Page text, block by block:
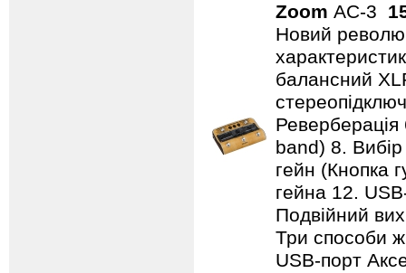
Zoom AC-3
Новий
балансний
Реверберація
band) 8. Вибір
гейн (Кнопка
гейна 12.
Подвійний
Три способи
USB-порт